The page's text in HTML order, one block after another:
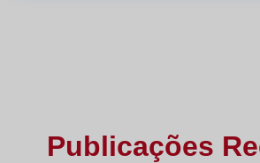
Publicações